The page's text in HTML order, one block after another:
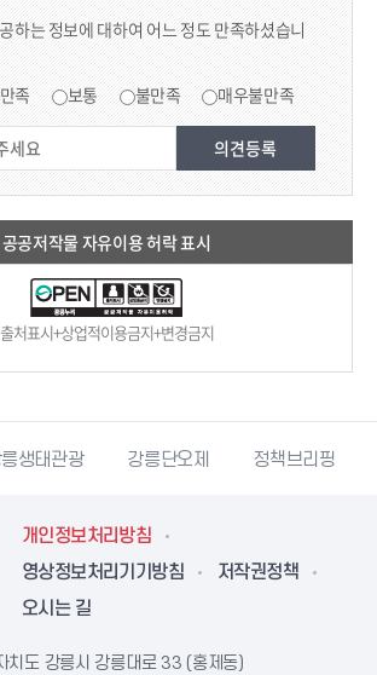
하는 정보에 대하여 어느 정도 만족하셨습니
만족 보통 불만족 매우불만족
공공저작물 자유이용 허락 표시
출처표시+상업적이용금지+변경금지
생태관광 강릉단오제 정책브리핑
개인정보처리방침
영상정보처리기기방침
저작권정책
오시는 길
치도 강릉시 강릉대로 33 (홍제동)